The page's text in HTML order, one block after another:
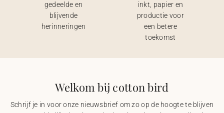
gedeelde en
blijvende
herinneringen
inkt, papier en
productie voor
een betere
toekomst
Welkom bij cotton bird
Schrijf je in voor onze nieuwsbrief om zo op de hoogte te blijven